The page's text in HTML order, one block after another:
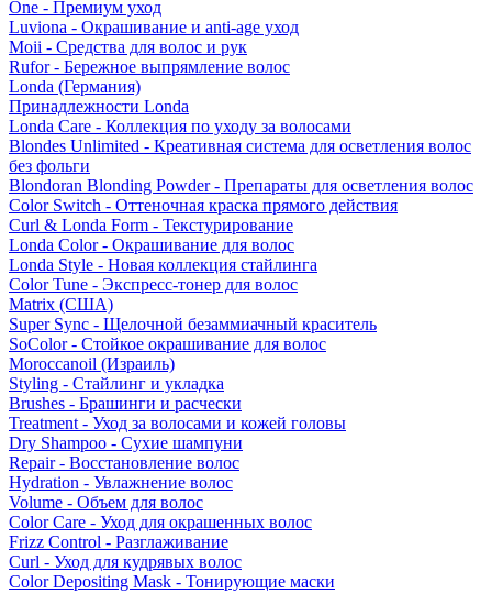
One - Премиум уход
Luviona - Окрашивание и anti-age уход
Moii - Средства для волос и рук
Rufor - Бережное выпрямление волос
Londa (Германия)
Принадлежности Londa
Londa Care - Коллекция по уходу за волосами
Blondes Unlimited - Креативная система для осветления волос
без фольги
Blondoran Blonding Powder - Препараты для осветления волос
Color Switch - Оттеночная краска прямого действия
Curl & Londa Form - Текстурирование
Londa Color - Окрашивание для волос
Londa Style - Новая коллекция стайлинга
Color Tune - Экспресс-тонер для волос
Matrix (США)
Super Sync - Щелочной безаммиачный краситель
SoColor - Стойкое окрашивание для волос
Moroccanoil (Израиль)
Styling - Стайлинг и укладка
Brushes - Брашинги и расчески
Treatment - Уход за волосами и кожей головы
Dry Shampoo - Сухие шампуни
Repair - Восстановление волос
Hydration - Увлажнение волос
Volume - Объем для волос
Color Care - Уход для окрашенных волос
Frizz Control - Разглаживание
Curl - Уход для кудрявых волос
Color Depositing Mask - Тонирующие маски